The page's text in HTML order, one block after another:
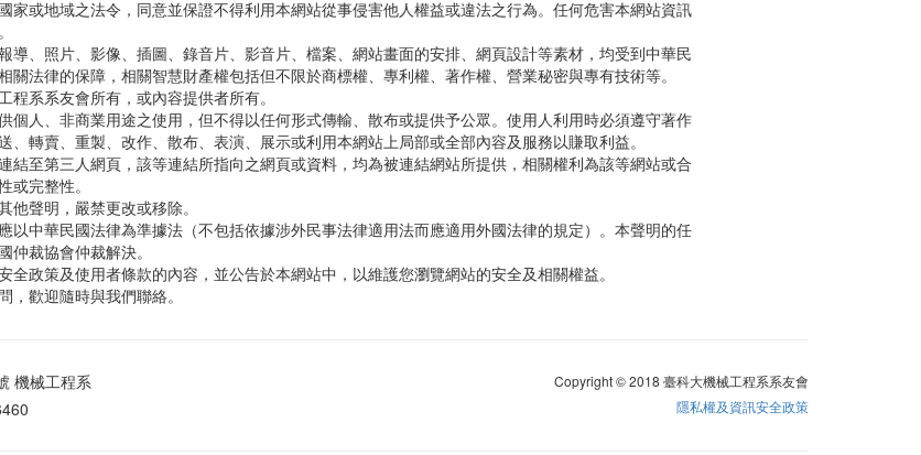
家或地域之法令，同意並保證不得利用本網站從事侵害他人權益或違法之行為。任何危害本網站資訊
導、照片、影像、插圖、錄音片、影音片、檔案、網站畫面的安排、網頁設計等素材，均受到中華民
法律的保障，相關智慧財產權包括但不限於商標權、專利權、著作權、營業秘密與專有技術等。
系系友會所有，或內容提供者所有。
個人、非商業用途之使用，但不得以任何形式傳輸、散布或提供予公眾。使用人利用時必須遵守著作
轉賣、重製、改作、散布、表演、展示或利用本網站上局部或全部內容及服務以賺取利益。
結至第三人網頁，該等連結所指向之網頁或資料，均為被連結網站所提供，相關權利為該等網站或合
或完整性。
聲明，嚴禁更改或移除。
以中華民國法律為準據法（不包括依據涉外民事法律適用法而應適用外國法律的規定）。本聲明的任
裁協會仲裁解決。
政策及使用者條款的內容，並公告於本網站中，以維護您瀏覽網站的安全及相關權益。
歡迎隨時與我們聯絡。
機械工程系
Copyright © 2018 臺科大機械工程系系友會
隱私權及資訊安全政策